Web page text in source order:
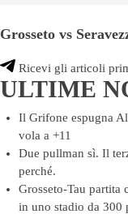
Grosseto vs
Ricevi gli articoli
ULTIME
Il Grifone espugna
vola a +11
Due pullman sì. Il
perché.
Grosseto-Tau partita
in uno stadio da 300